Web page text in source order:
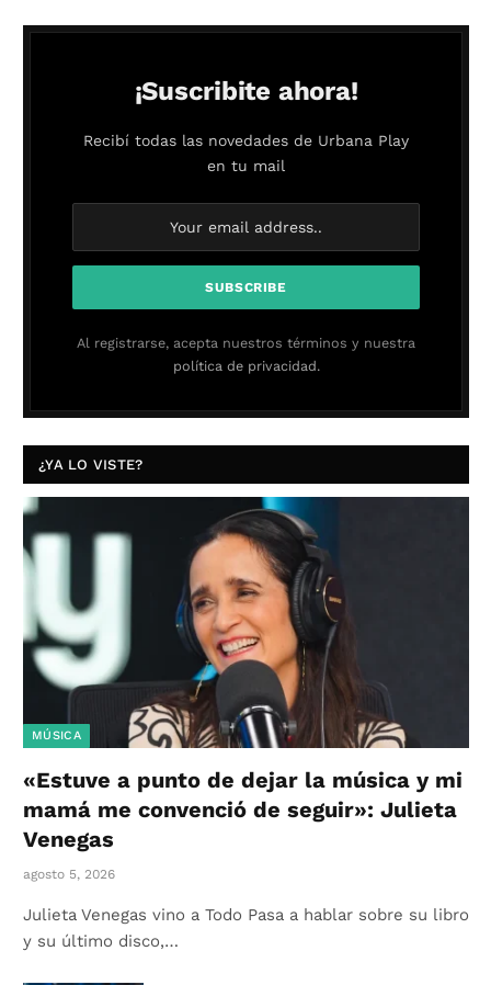
¡Suscribite ahora!
Recibí todas las novedades de Urbana Play
en tu mail
Al registrarse, acepta nuestros términos y nuestra
política de privacidad.
¿YA LO VISTE?
MÚSICA
«Estuve a punto de dejar la música y mi
mamá me convenció de seguir»: Julieta
Venegas
agosto 5, 2026
Julieta Venegas vino a Todo Pasa a hablar sobre su libro
y su último disco,…